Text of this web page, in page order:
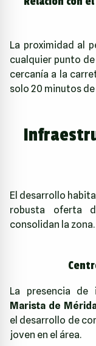
La proximidad al
cualquier punto
cercanía a la
solo 20 minutos
El desarrollo
robusta oferta
consolidan la zona.
La presencia de
Marista de
el desarrollo de
joven en el área.